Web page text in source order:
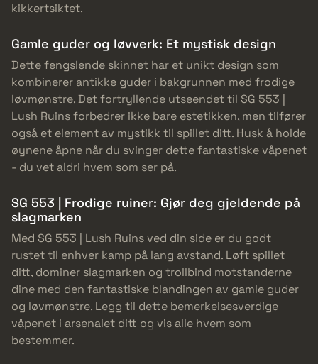
kikkertsiktet.
Gamle guder og løvverk: Et mystisk design
Dette fengslende skinnet har et unikt design som
kombinerer antikke guder i bakgrunnen med frodige
løvmønstre. Det fortryllende utseendet til SG 553 |
Lush Ruins forbedrer ikke bare estetikken, men tilfører
også et element av mystikk til spillet ditt. Husk å holde
øynene åpne når du svinger dette fantastiske våpenet
- du vet aldri hvem som ser på.
SG 553 | Frodige ruiner: Gjør deg gjeldende på
slagmarken
Med SG 553 | Lush Ruins ved din side er du godt
rustet til enhver kamp på lang avstand. Løft spillet
ditt, dominer slagmarken og trollbind motstanderne
dine med den fantastiske blandingen av gamle guder
og løvmønstre. Legg til dette bemerkelsesverdige
våpenet i arsenalet ditt og vis alle hvem som
bestemmer.